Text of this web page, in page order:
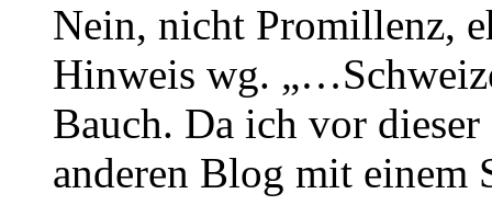
Nein, nicht Promillenz,
Hinweis wg.
Bauch. Da ich vor
anderen Blog mit einem